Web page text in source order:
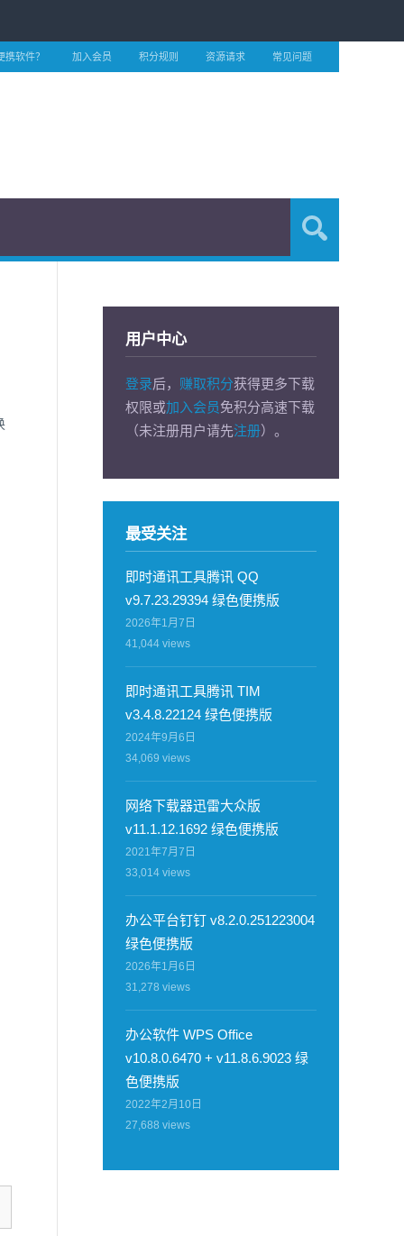
软件？ 加入会员 积分规则 资源请求 常见问题
用户中心
登录后， 赚取积分获得更多下载
权限或加入会员免积分高速下载
（未注册用户请先注册）。
最受关注
即时通讯工具腾讯 QQ
v9.7.23.29394 绿色便携版
2026年1月7日
41,044 views
即时通讯工具腾讯 TIM
v3.4.8.22124 绿色便携版
2024年9月6日
34,069 views
网络下载器迅雷大众版
v11.1.12.1692 绿色便携版
2021年7月7日
33,014 views
办公平台钉钉 v8.2.0.251223004
绿色便携版
2026年1月6日
31,278 views
办公软件 WPS Office
v10.8.0.6470 + v11.8.6.9023 绿
色便携版
2022年2月10日
27,688 views